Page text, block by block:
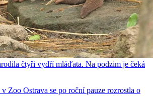
čtyři vydří mláďata. Na podzim je čeká
Zoo Ostrava se po roční pauze rozrostla o